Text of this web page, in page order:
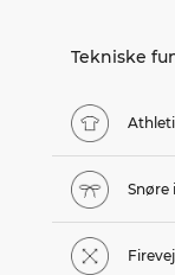
Tekniske
Snøre